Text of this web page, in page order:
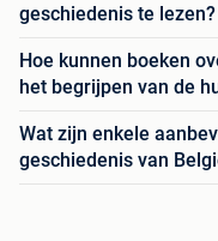
geschiedenis te lezen?
Hoe kunnen boeken
het begrijpen van de
Wat zijn enkele
geschiedenis van